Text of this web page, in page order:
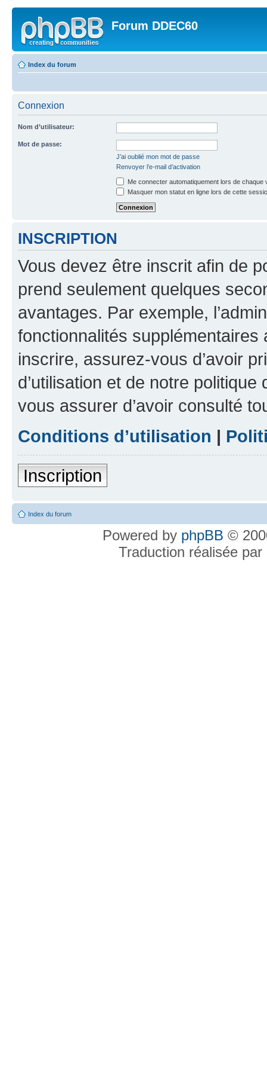
Forum DDEC60
Index du forum
Connexion
Nom d’utilisateur:
Mot de passe:
J’ai oublié mon mot de passe
Renvoyer l’e-mail d’activation
Me connecter automatiquement lors de chaque
Masquer mon statut en ligne lors de cette
INSCRIPTION
Vous devez être inscrit afin de
prend seulement quelques
avantages. Par exemple,
fonctionnalités
inscrire, assurez-vous d’avoir
d’utilisation et de notre
vous assurer d’avoir consulté
Conditions d’utilisation |
Inscription
Index du forum
Powered by phpBB ©
Traduction réalisée par